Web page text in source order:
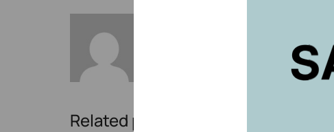
Other posts by Oksana Mytsan
Related posts